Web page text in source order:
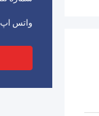
واتس اپ